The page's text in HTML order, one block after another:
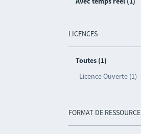
LICENCES
Toutes (1)
Licence Ouverte (1)
FORMAT DE RESSOURCE